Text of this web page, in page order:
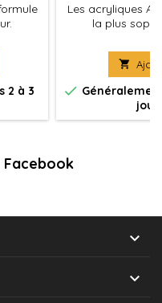
optimale
pour
et
la
2 à 3
Les acryliques
la plus
et
l'aérographe .
tous les
le diluant
application à
pour préserver


Facebook

